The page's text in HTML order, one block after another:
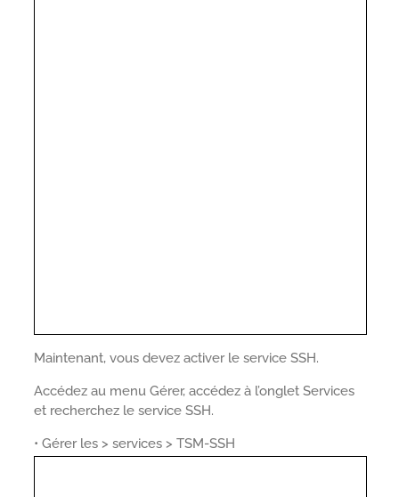
Maintenant, vous devez activer le service SSH.
Accédez au menu Gérer, accédez à l’onglet Services
et recherchez le service SSH.
• Gérer les > services > TSM-SSH